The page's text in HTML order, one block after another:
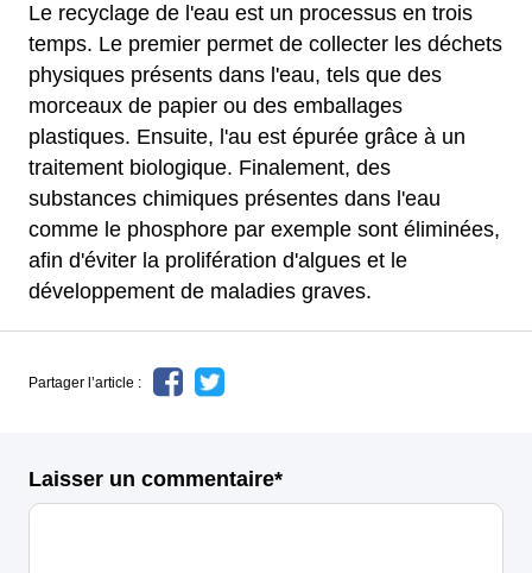
Le recyclage de l'eau est un processus en trois
temps. Le premier permet de collecter les déchets
physiques présents dans l'eau, tels que des
morceaux de papier ou des emballages
plastiques. Ensuite, l'au est épurée grâce à un
traitement biologique. Finalement, des
substances chimiques présentes dans l'eau
comme le phosphore par exemple sont éliminées,
afin d'éviter la prolifération d'algues et le
développement de maladies graves.
Partager l’article :
Laisser un commentaire*